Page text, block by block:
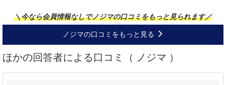
＼今なら会員情報なしでノジマの口コミをもっと見られます／
ノジマの口コミをもっと見る
ほかの回答者による口コミ（ ノジマ ）